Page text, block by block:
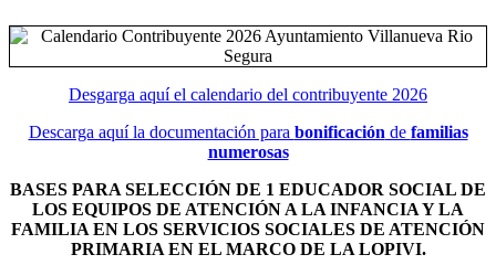
Desgarga aquí el calendario del contribuyente 2026
Descarga aquí la documentación para bonificación de familias
numerosas
BASES PARA SELECCIÓN DE 1 EDUCADOR SOCIAL DE
LOS EQUIPOS DE ATENCIÓN A LA INFANCIA Y LA
FAMILIA EN LOS SERVICIOS SOCIALES DE ATENCIÓN
PRIMARIA EN EL MARCO DE LA LOPIVI.